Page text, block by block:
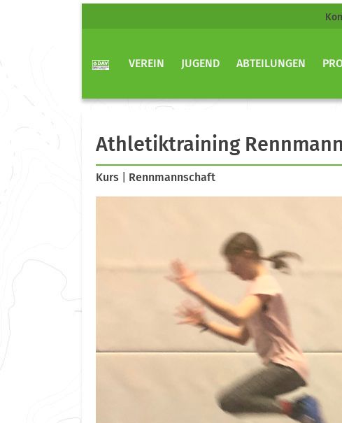
VEREIN JUGEND ABTEILUNGEN
Athletiktraining
Kurs Rennmannschaft